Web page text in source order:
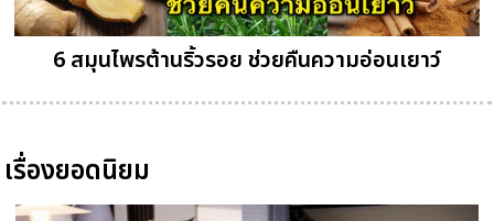
6 สมุนไพรต้านริ้วรอย ช่วยคืนความอ่อนเยาว์
เรื่องยอดนิยม